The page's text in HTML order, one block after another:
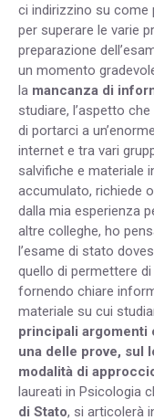
ci indirizzino su come
per superare le varie
preparazione
un momento
la mancanza di
studiare, l’aspetto
di portarci a
internet e tra vari
salvifiche e materiale
accumulato, richiede
dalla mia esperienza
altre colleghe, ho
l’esame di stato
quello di permettere di
fornendo chiare
materiale su cui
principali argomenti
una delle prove, sul
modalità di
laureati in Psicologia
di Stato, si articolerà